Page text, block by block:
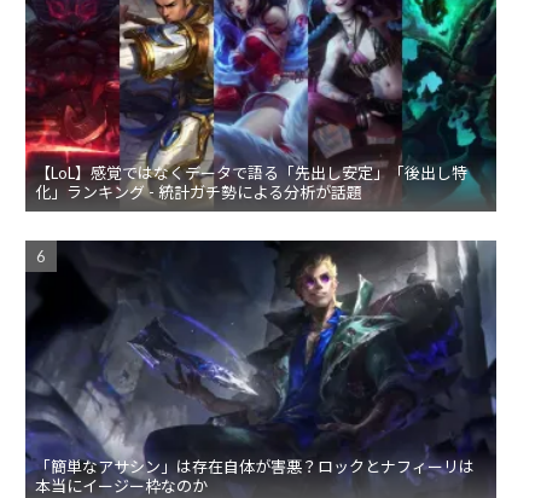
【LoL】感覚ではなくデータで語る「先出し安定」「後出し特
化」ランキング - 統計ガチ勢による分析が話題
「簡単なアサシン」は存在自体が害悪？ロックとナフィーリは
本当にイージー枠なのか